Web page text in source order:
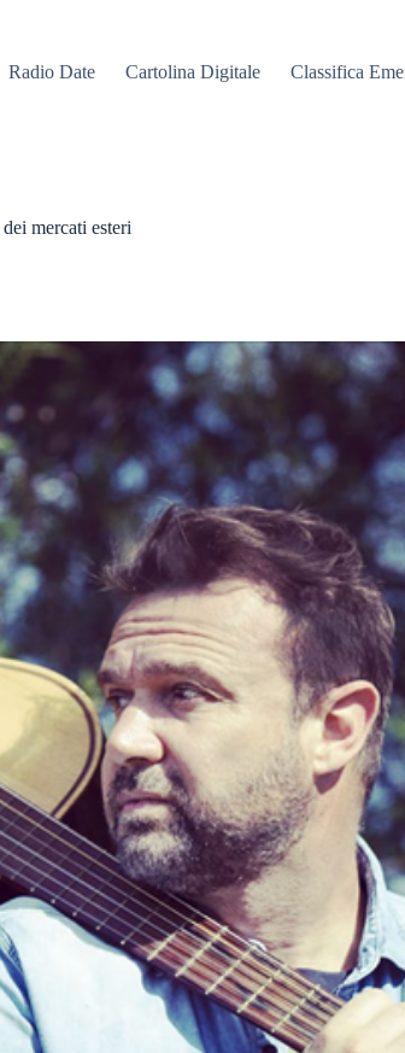
Radio Date
Cartolina Digitale Classifica
mercati esteri